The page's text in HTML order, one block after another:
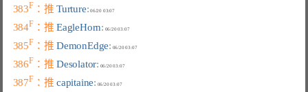
383F ：推 Turture: 06/20 03:07
384F ：推 EagleHorn: 06/20 03:07
385F ：推 DemonEdge: 06/20 03:07
386F ：推 Desolator: 06/20 03:07
387F ：推 capitaine: 06/20 03:07